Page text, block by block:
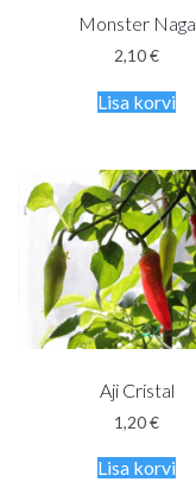
Monster Naga
2,10€
Lisa korvi
Aji Cristal
1,20€
Lisa korvi